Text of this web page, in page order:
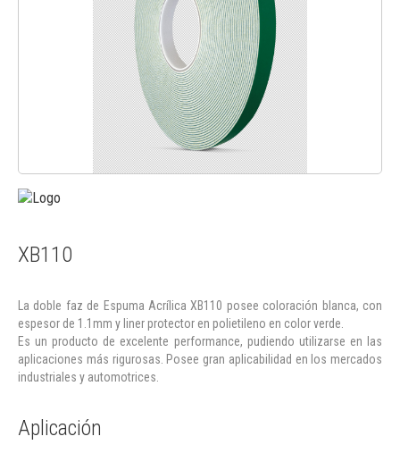
XB110
La doble faz de Espuma Acrílica XB110 posee coloración blanca, con
espesor de 1.1mm y liner protector en polietileno en color verde.
Es un producto de excelente performance, pudiendo utilizarse en las
aplicaciones más rigurosas. Posee gran aplicabilidad en los mercados
industriales y automotrices.
Aplicación